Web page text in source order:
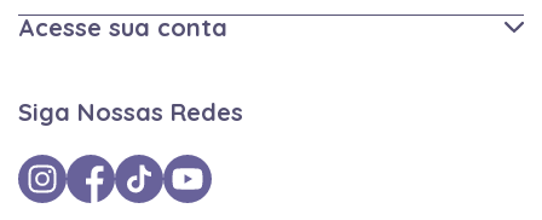
Acesse sua conta
Siga Nossas Redes